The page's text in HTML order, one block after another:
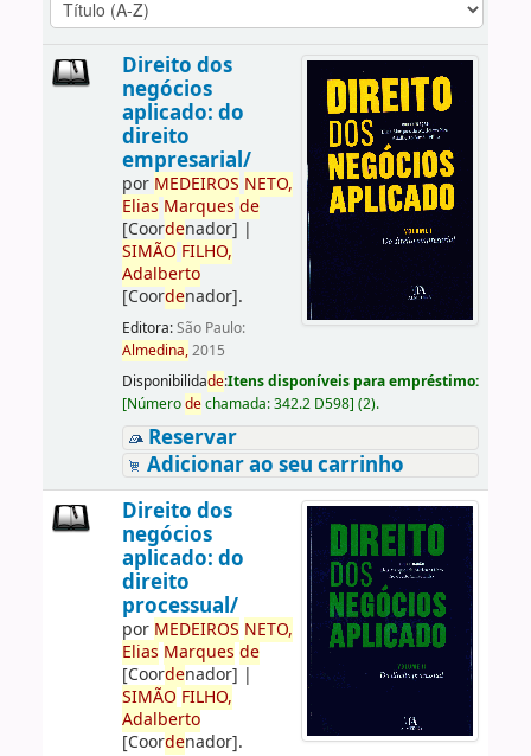
Direito dos
negócios
aplicado: do
direito
empresarial/
por MEDEIROS NETO,
Elias Marques de
[Coordenador] |
SIMÃO FILHO,
Adalberto
[Coordenador].
Editora:São Paulo:
Almedina,2015
Disponibilidade:Itens disponíveis para empréstimo:
[Númerodechamada:342.2 D598] (2).
Reservar
Adicionar ao seu carrinho
Direito dos
negócios
aplicado: do
direito
processual/
por MEDEIROS NETO,
Elias Marques de
[Coordenador] |
SIMÃO FILHO,
Adalberto
[Coordenador].